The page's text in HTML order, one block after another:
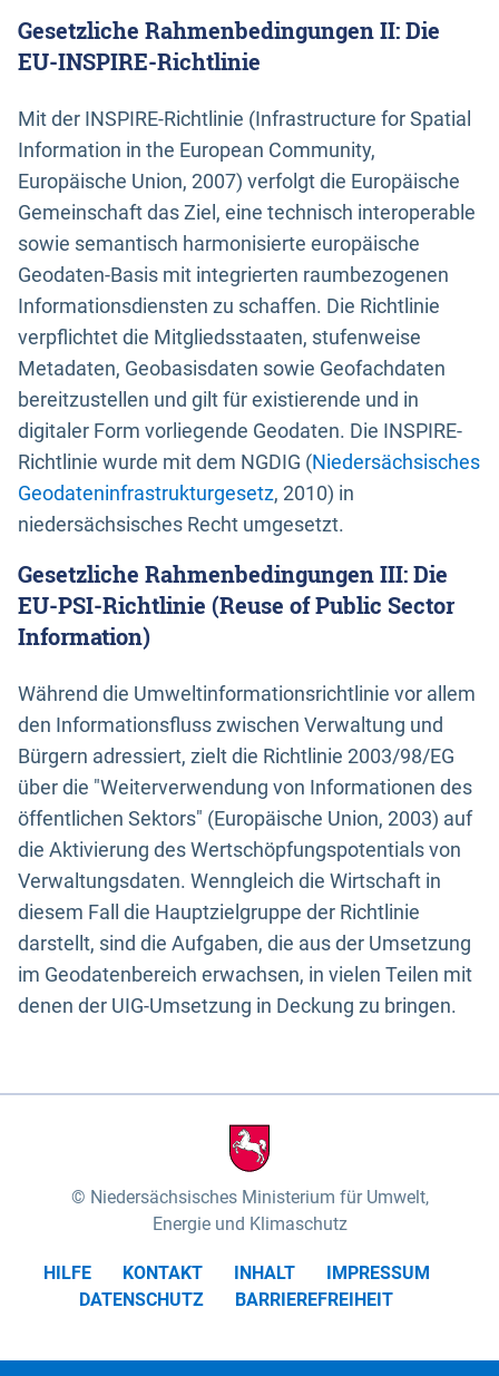
Gesetzliche Rahmenbedingungen II: Die
EU-INSPIRE-Richtlinie
Mit der INSPIRE-Richtlinie (Infrastructure for Spatial
Information in the European Community,
Europäische Union, 2007) verfolgt die Europäische
Gemeinschaft das Ziel, eine technisch interoperable
sowie semantisch harmonisierte europäische
Geodaten-Basis mit integrierten raumbezogenen
Informationsdiensten zu schaffen. Die Richtlinie
verpflichtet die Mitgliedsstaaten, stufenweise
Metadaten, Geobasisdaten sowie Geofachdaten
bereitzustellen und gilt für existierende und in
digitaler Form vorliegende Geodaten. Die INSPIRE-
Richtlinie wurde mit dem NGDIG (Niedersächsisches
Geodateninfrastrukturgesetz, 2010) in
niedersächsisches Recht umgesetzt.
Gesetzliche Rahmenbedingungen III: Die
EU-PSI-Richtlinie (Reuse of Public Sector
Information)
Während die Umweltinformationsrichtlinie vor allem
den Informationsfluss zwischen Verwaltung und
Bürgern adressiert, zielt die Richtlinie 2003/98/EG
über die "Weiterverwendung von Informationen des
öffentlichen Sektors" (Europäische Union, 2003) auf
die Aktivierung des Wertschöpfungspotentials von
Verwaltungsdaten. Wenngleich die Wirtschaft in
diesem Fall die Hauptzielgruppe der Richtlinie
darstellt, sind die Aufgaben, die aus der Umsetzung
im Geodatenbereich erwachsen, in vielen Teilen mit
denen der UIG-Umsetzung in Deckung zu bringen.
Niedersächsisches Ministerium für Umwelt,
Energie und Klimaschutz
HILFE KONTAKT INHALT
IMPRESSUM
DATENSCHUTZ
BARRIEREFREIHEIT